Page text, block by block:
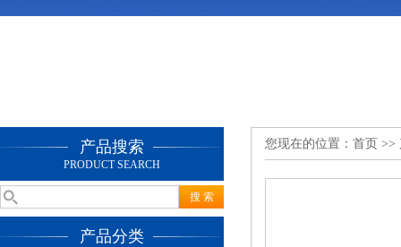
产品搜索
PRODUCT SEARCH
产品分类
您现在的位置： 首页 >>